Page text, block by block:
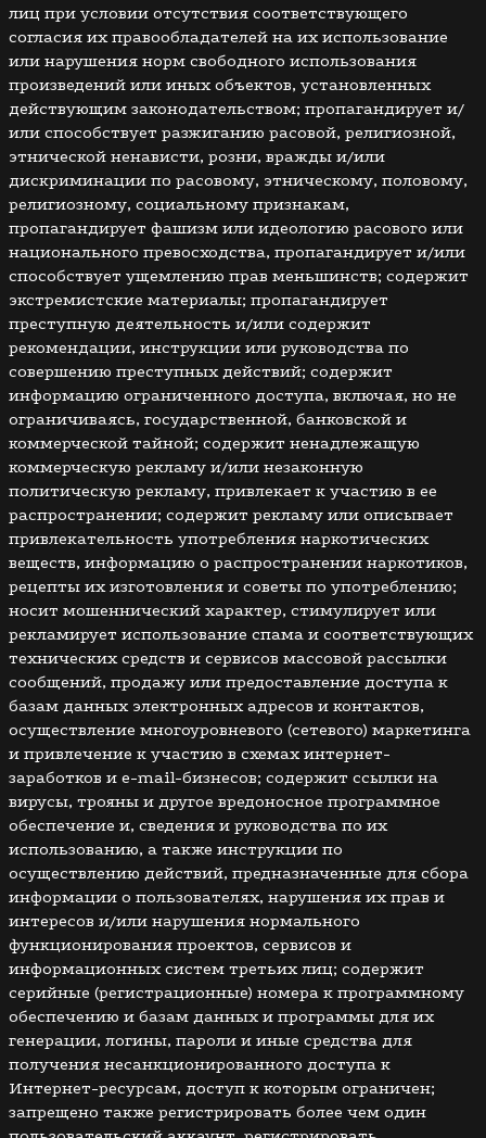
лиц при условии отсутствия соответствующего
согласия их правообладателей на их использование
или нарушения норм свободного использования
произведений или иных объектов, установленных
действующим законодательством; пропагандирует и/
или способствует разжиганию расовой, религиозной,
этнической ненависти, розни, вражды и/или
дискриминации по расовому, этническому, половому,
религиозному, социальному признакам,
пропагандирует фашизм или идеологию расового или
национального превосходства, пропагандирует и/или
способствует ущемлению прав меньшинств; содержит
экстремистские материалы; пропагандирует
преступную деятельность и/или содержит
рекомендации, инструкции или руководства по
совершению преступных действий; содержит
информацию ограниченного доступа, включая, но не
ограничиваясь, государственной, банковской и
коммерческой тайной; содержит ненадлежащую
коммерческую рекламу и/или незаконную
политическую рекламу, привлекает к участию в ее
распространении; содержит рекламу или описывает
привлекательность употребления наркотических
веществ, информацию о распространении наркотиков,
рецепты их изготовления и советы по употреблению;
носит мошеннический характер, стимулирует или
рекламирует использование спама и соответствующих
технических средств и сервисов массовой рассылки
сообщений, продажу или предоставление доступа к
базам данных электронных адресов и контактов,
осуществление многоуровневого (сетевого) маркетинга
и привлечение к участию в схемах интернет-
заработков и e-mail-бизнесов; содержит ссылки на
вирусы, трояны и другое вредоносное программное
обеспечение и, сведения и руководства по их
использованию, а также инструкции по
осуществлению действий, предназначенные для сбора
информации о пользователях, нарушения их прав и
интересов и/или нарушения нормального
функционирования проектов, сервисов и
информационных систем третьих лиц; содержит
серийные (регистрационные) номера к программному
обеспечению и базам данных и программы для их
генерации, логины, пароли и иные средства для
получения несанкционированного доступа к
Интернет-ресурсам, доступ к которым ограничен;
запрещено также регистрировать более чем один